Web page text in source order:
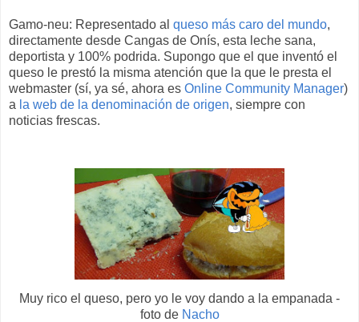
Gamo-neu: Representado al queso más caro del mundo,
directamente desde Cangas de Onís, esta leche sana,
deportista y 100% podrida. Supongo que el que inventó el
queso le prestó la misma atención que la que le presta el
webmaster (sí, ya sé, ahora es Online Community Manager)
a la web de la denominación de origen, siempre con
noticias frescas.
Muy rico el queso, pero yo le voy dando a la empanada -
foto de Nacho